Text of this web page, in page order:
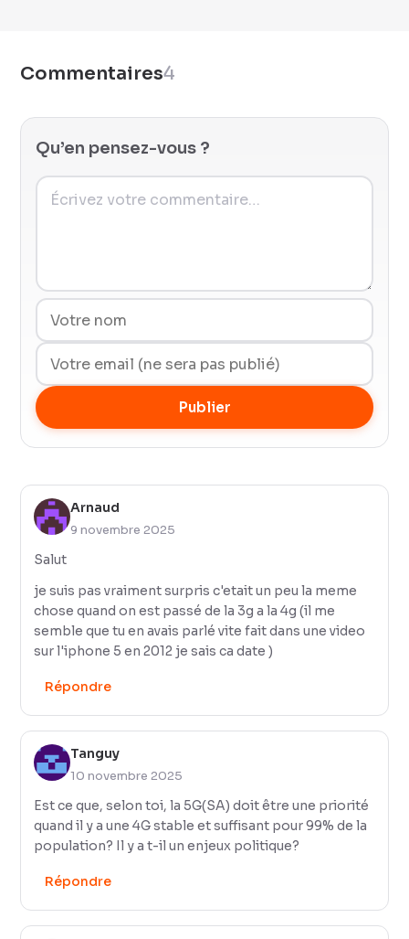
Commentaires4
Qu’en pensez-vous ?
Publier
Arnaud
9 novembre 2025
Salut
je suis pas vraiment surpris c'etait un peu la meme
chose quand on est passé de la 3g a la 4g (il me
semble que tu en avais parlé vite fait dans une video
sur l'iphone 5 en 2012 je sais ca date )
Répondre
Tanguy
10 novembre 2025
Est ce que, selon toi, la 5G(SA) doit être une priorité
quand il y a une 4G stable et suffisant pour 99% de la
population? Il y a t-il un enjeux politique?
Répondre